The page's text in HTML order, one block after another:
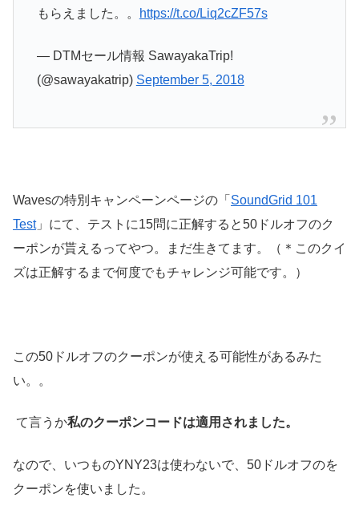
もらえました。。 https://t.co/Liq2cZF57s
— DTMセール情報 SawayakaTrip!
(@sawayakatrip) September 5, 2018
Wavesの特別キャンペーンページの「 SoundGrid 101
Test」にて、テストに15問に正解すると50ドルオフのク
ーポンが貰えるってやつ。まだ生きてます。（＊このクイ
ズは正解するまで何度でもチャレンジ可能です。）
この50ドルオフのクーポンが使える可能性があるみた
い。。
て言うか私のクーポンコードは適用されました。
なので、いつものYNY23は使わないで、50ドルオフのを
クーポンを使いました。